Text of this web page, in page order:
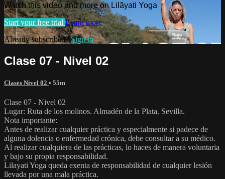
Watch this video and more on Lilãyati Yoga
Start your free trial Learn more
Already subscribed?Sign in
Clase 07 - Nivel 02
Clases Nivel 02 • 55m
Clase 07 - Nivel 02
Lugar: Ruta de los molinos. Almadén de la Plata. Sevilla.
Nota importante:
Antes de realizar cualquier práctica y especialmente si padece de
alguna dolencia o enfermedad crónica, debe consultar a su médico.
Al realizar cualquiera de las prácticas, lo haces de manera voluntaria
y bajo su propia responsabilidad.
Lilayati Yoga queda exenta de responsabilidad de cualquier lesión
llevada por una mala práctica.